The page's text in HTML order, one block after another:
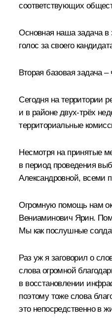
соответствующих
Основная наша задача в
голос за своего
Вторая базовая задача
Сегодня на территории
и в районе двух-трёх
территориальные
Несмотря на принятые
в период проведения
Александровной, всеми
Огромную помощь нам
Вениаминович Ярин.
Мы как послушные
Раз уж я заговорил о
слова огромной
в восстановлении
поэтому тоже слова
это непосредственно в